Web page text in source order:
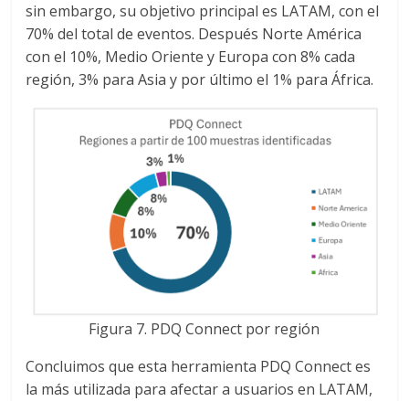
sin embargo, su objetivo principal es LATAM, con el
70% del total de eventos. Después Norte América
con el 10%, Medio Oriente y Europa con 8% cada
región, 3% para Asia y por último el 1% para África.
Figura 7. PDQ Connect por región
Concluimos que esta herramienta PDQ Connect es
la más utilizada para afectar a usuarios en LATAM,